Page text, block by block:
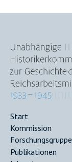
Main
navigation
Start
Kommission
Forschungsgruppe
Publikationen